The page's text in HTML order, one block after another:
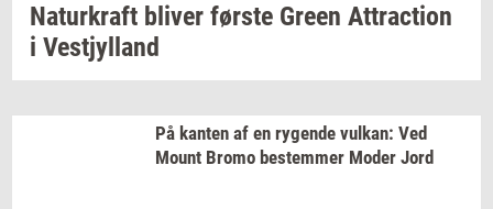
Na­tur­kraft bli­ver før­ste Green At­tra­ction
i Ve­stjyl­land
På kan­ten af en ry­gen­de vulkan: Ved
Mount Bromo be­stem­mer Moder Jord